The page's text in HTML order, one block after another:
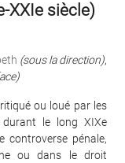
XXIe siècle)
(sous la direction),
ou loué par les
durant le long XIXe
controverse pénale,
ou dans le droit